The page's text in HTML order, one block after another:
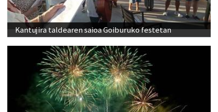
Kantujira taldearen saioa Goiburuko festetan